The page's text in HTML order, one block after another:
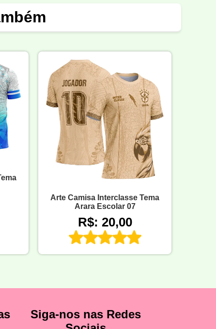
Arte Camisa Interclasse Tema
Arara Escolar 07
R$: 20,00
Siga-nos nas Redes